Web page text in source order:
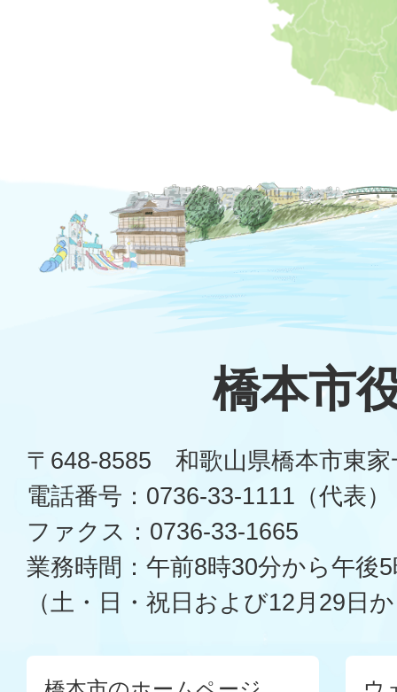
橋本市
〒648-8585 和歌山県橋本市東家
電話番号：0736-33-1111（代表）
ファクス：0736-33-1665
業務時間：午前8時30分から午後
（土・日・祝日および12月29日